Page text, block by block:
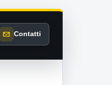
Contatti